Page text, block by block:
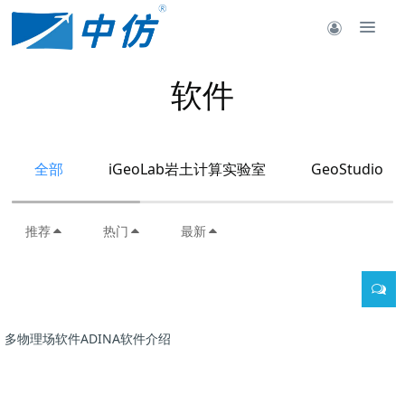
软件
全部 iGeoLab岩土计算实验室 GeoStudio
推荐 热门 最新
多物理场软件ADINA软件介绍